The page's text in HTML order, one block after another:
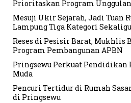
Prioritaskan Program
Mesuji Ukir Sejarah, Jadi Tuan
Lampung Tiga Kategori
Reses di Pesisir Barat, Mukhlis
Program Pembangunan APBN
Pringsewu Perkuat Pendidikan
Muda
Pencuri Tertidur di Rumah
di Pringsewu